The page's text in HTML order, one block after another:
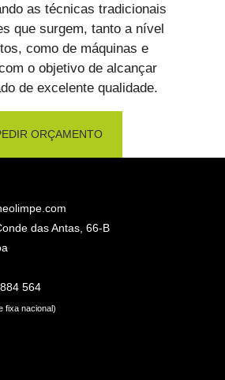
as técnicas tradicionais
que surgem, tanto a nível
como de máquinas e
o objetivo de alcançar
de excelente qualidade.
ORÇAMENTO
das Antas, 66-B
564
fixa nacional)